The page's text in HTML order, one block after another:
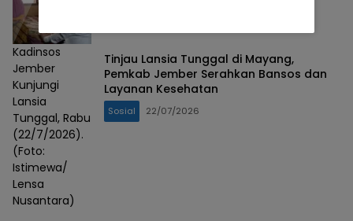
Kadinsos
Jember
Kunjungi
Lansia
Tunggal, Rabu
(22/7/2026).
(Foto:
Istimewa/
Lensa
Nusantara)
Tinjau Lansia Tunggal di Mayang,
Pemkab Jember Serahkan Bansos dan
Layanan Kesehatan
Sosial 22/07/2026